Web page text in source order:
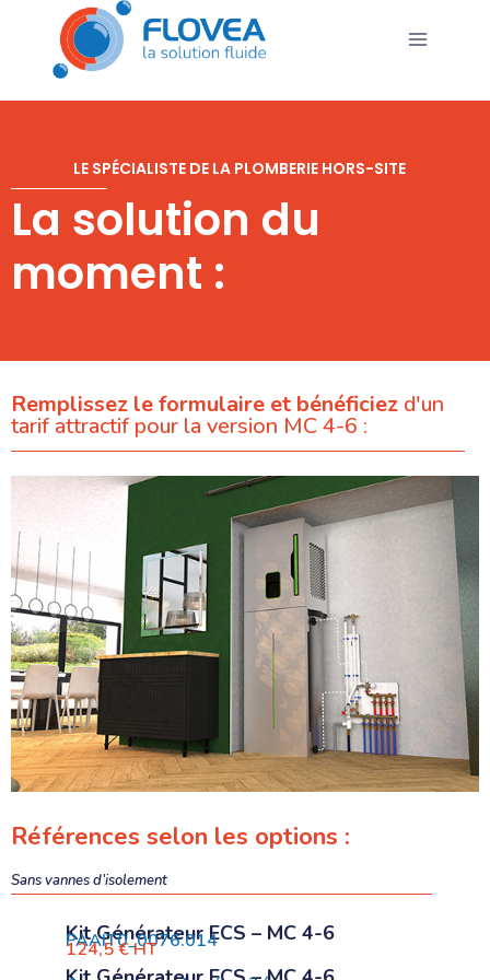
LE SPÉCIALISTE DE LA PLOMBERIE HORS-SITE
La solution du
moment :
Remplissez le formulaire et bénéficiez d'un
tarif attractif pour la version MC 4-6 :
Références selon les options :
Sans vannes d’isolement
Kit Générateur ECS – MC 4-6
PAAIT0_0076.014
124,5 € HT